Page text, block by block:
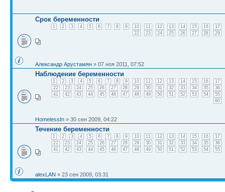
Срок беременности
1 2 3 4 5 6 7 8 9 10 11 12 13 14 15 16
17
22
23 24 25 26 27 28 29
Александр Арустамян » 07 ноя 2011, 07:52
Наблюдение беременности
1 2 3 4 5 6 7 8 9 10 11 12 13 14 15 16
17
22
23 24 25 26 27 28 29 30 31 32 33 34 35
36
41
42 43 44 45 46 47 48 49 50 51 52 53 54
55
60
HomelessIn » 30 сен 2009, 04:22
Течение беременности
1 2 3 4 5 6 7 8 9 10 11 12 13 14 15 16
17
22
23 24 25 26 27 28 29 30 31 32 33 34 35
36
41
42 43 44 45 46 47 48 49 50 51 52 53 54 55
alexLAN » 23 сен 2009, 03:31